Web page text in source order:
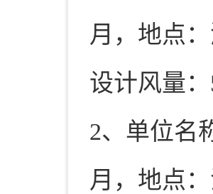
月，地点
设计风量：
2、单位名
月，地点